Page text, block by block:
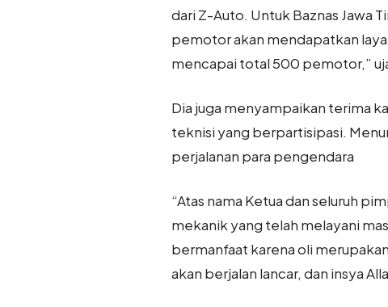
dari Z-Auto. Untuk Baznas Jawa
pemotor akan mendapatkan
mencapai total 500 pemotor,”
Dia juga menyampaikan terima
teknisi yang berpartisipasi.
perjalanan para pengendara
“Atas nama Ketua dan seluruh
mekanik yang telah melayani
bermanfaat karena oli
akan berjalan lancar, dan insya